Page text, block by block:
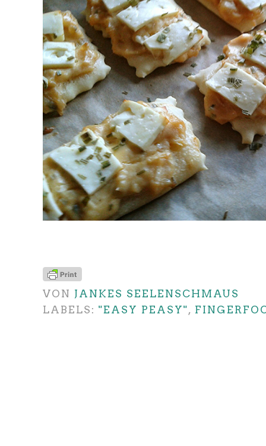
VON JANKES SEELENSCHMAUS
LABELS: "EASY PEASY",